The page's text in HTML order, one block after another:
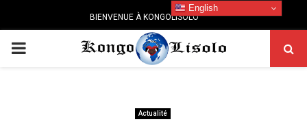
BIENVENUE À KONGOLISOLO
PRIMARY
Actualité
English